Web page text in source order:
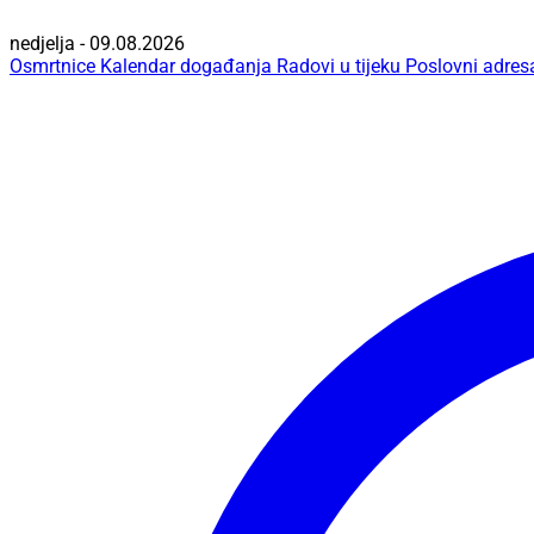
nedjelja - 09.08.2026
Osmrtnice Kalendar događanja Radovi u tijeku Poslovni